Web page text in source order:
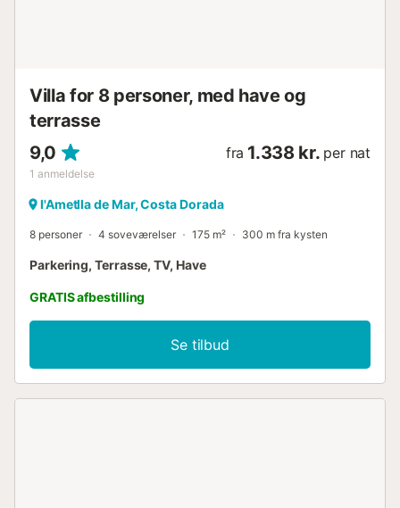
Villa for 8 personer, med have og
terrasse
9,0
1 anmeldelse
fra 1.338 kr. per nat
l'Ametlla de Mar, Costa Dorada
8 personer 4 soveværelser 175 m² 300 m fra kysten
Parkering, Terrasse, TV, Have
GRATIS afbestilling
Se tilbud